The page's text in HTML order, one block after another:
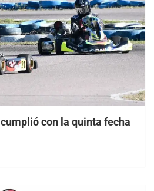
cumplió con la quinta fecha